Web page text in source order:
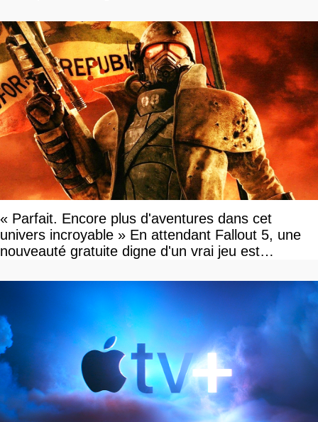
« Parfait. Encore plus d'aventures dans cet
univers incroyable » En attendant Fallout 5, une
nouveauté gratuite digne d'un vrai jeu est